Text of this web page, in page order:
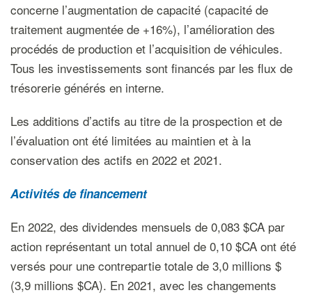
concerne l’augmentation de capacité (capacité de
traitement augmentée de +16%), l’amélioration des
procédés de production et l’acquisition de véhicules.
Tous les investissements sont financés par les flux de
trésorerie générés en interne.
Les additions d’actifs au titre de la prospection et de
l’évaluation ont été limitées au maintien et à la
conservation des actifs en 2022 et 2021.
Activités de financement
En 2022, des dividendes mensuels de 0,083 $CA par
action représentant un total annuel de 0,10 $CA ont été
versés pour une contrepartie totale de 3,0 millions $
(3,9 millions $CA). En 2021, avec les changements